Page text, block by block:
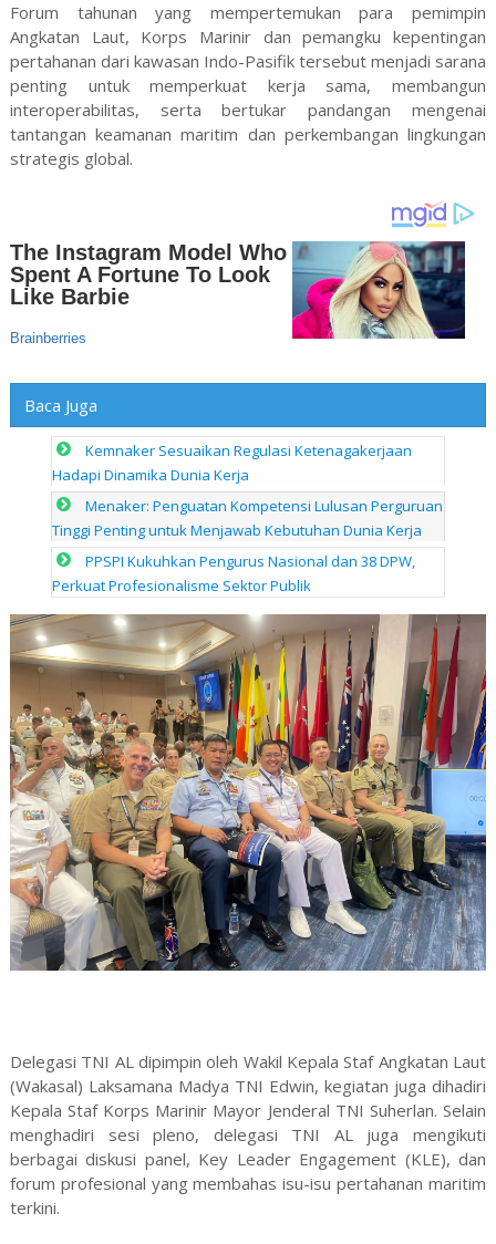
Forum tahunan yang mempertemukan para pemimpin
Angkatan Laut, Korps Marinir dan pemangku kepentingan
pertahanan dari kawasan Indo-Pasifik tersebut menjadi sarana
penting untuk memperkuat kerja sama, membangun
interoperabilitas, serta bertukar pandangan mengenai
tantangan keamanan maritim dan perkembangan lingkungan
strategis global.
Baca Juga
Kemnaker Sesuaikan Regulasi Ketenagakerjaan
Hadapi Dinamika Dunia Kerja
Menaker: Penguatan Kompetensi Lulusan Perguruan
Tinggi Penting untuk Menjawab Kebutuhan Dunia Kerja
PPSPI Kukuhkan Pengurus Nasional dan 38 DPW,
Perkuat Profesionalisme Sektor Publik
Delegasi TNI AL dipimpin oleh Wakil Kepala Staf Angkatan Laut
(Wakasal) Laksamana Madya TNI Edwin, kegiatan juga dihadiri
Kepala Staf Korps Marinir Mayor Jenderal TNI Suherlan. Selain
menghadiri sesi pleno, delegasi TNI AL juga mengikuti
berbagai diskusi panel, Key Leader Engagement (KLE), dan
forum profesional yang membahas isu-isu pertahanan maritim
terkini.